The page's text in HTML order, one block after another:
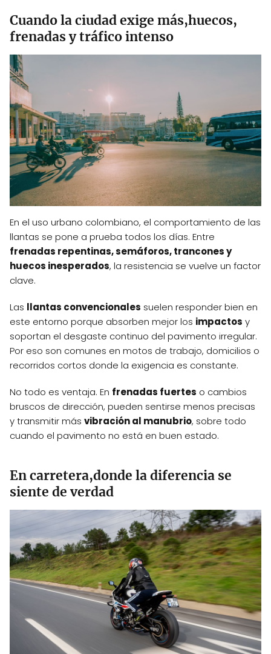
Cuando la ciudad exige más,huecos,
frenadas y tráfico intenso
En el uso urbano colombiano, el comportamiento de las
llantas se pone a prueba todos los días. Entre
frenadas repentinas, semáforos, trancones y
huecos inesperados, la resistencia se vuelve un factor
clave.
Las llantas convencionales suelen responder bien en
este entorno porque absorben mejor los impactos y
soportan el desgaste continuo del pavimento irregular.
Por eso son comunes en motos de trabajo, domicilios o
recorridos cortos donde la exigencia es constante.
No todo es ventaja. En frenadas fuertes o cambios
bruscos de dirección, pueden sentirse menos precisas
y transmitir más vibración al manubrio, sobre todo
cuando el pavimento no está en buen estado.
En carretera,donde la diferencia se
siente de verdad